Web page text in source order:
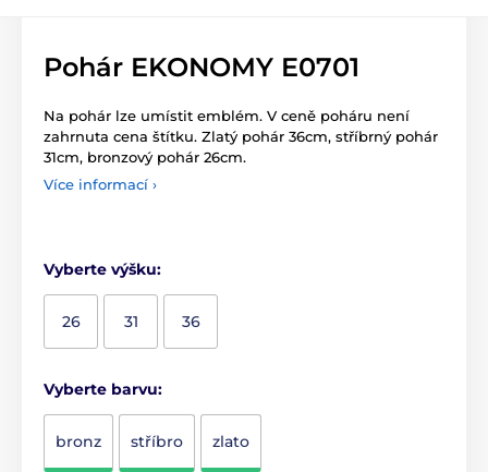
Pohár EKONOMY E0701
Na pohár lze umístit emblém. V ceně poháru není
zahrnuta cena štítku. Zlatý pohár 36cm, stříbrný pohár
31cm, bronzový pohár 26cm.
Více informací ›
Vyberte výšku:
26 31 36
Vyberte barvu:
bronz stříbro zlato